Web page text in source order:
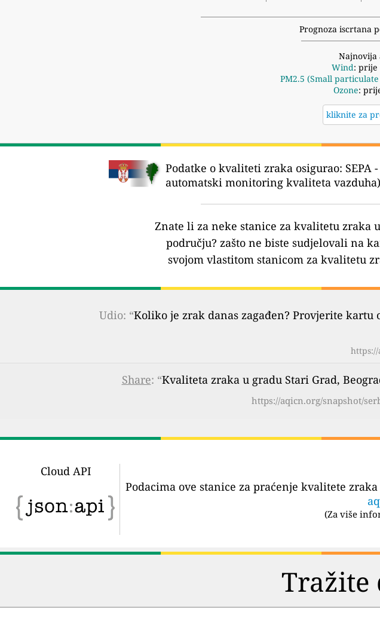
Prognoza iscrtana
Najnovija
Wind: prije
PM2.5 (Small
Ozone:
kliknite za
Podatke o kvaliteti zraka osigurao:
automatski monitoring kvaliteta
Znate li za neke stanice za kvalitetu zraka
području? zašto ne biste sudjelovali na
svojom vlastitom stanicom za kvalitetu
Udio: “Koliko je zrak danas zagađen? Provjerite kartu
Share: “Kvaliteta zraka u gradu Stari Grad,
https://aqicn.org/snapshot/
Cloud API
Podacima ove stanice za praćenje kvalitete
(Za više
Tražite